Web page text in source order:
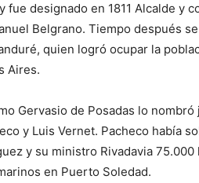
fue designado en 1811 Alcalde y
Belgrano. Tiempo después
quien logró ocupar la
Aires.
Gervasio de Posadas lo
y Luis Vernet. Pacheco había
y su ministro Rivadavia 75.000
en Puerto Soledad.